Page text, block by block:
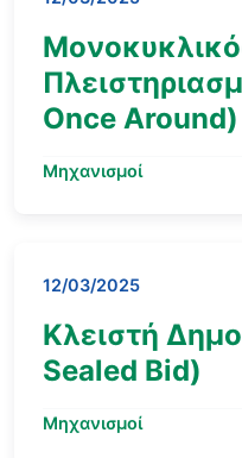
Once Around)
Μηχανισμοί
12/03/2025
Κλειστή
Sealed Bid)
Μηχανισμοί